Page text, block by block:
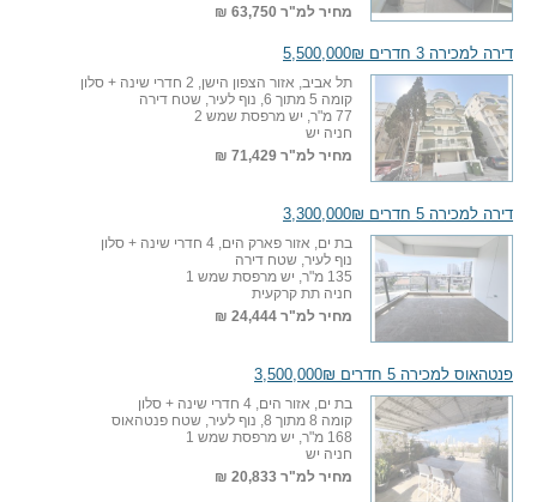
מחיר למ"ר 63,750 ₪
דירה למכירה 3 חדרים 5,500,000₪
תל אביב, אזור הצפון הישן, 2 חדרי שינה + סלון
קומה 5 מתוך 6, נוף לעיר, שטח דירה
77 מ"ר, יש מרפסת שמש 2
חניה יש
מחיר למ"ר 71,429 ₪
דירה למכירה 5 חדרים 3,300,000₪
בת ים, אזור פארק הים, 4 חדרי שינה + סלון
נוף לעיר, שטח דירה
135 מ"ר, יש מרפסת שמש 1
חניה תת קרקעית
מחיר למ"ר 24,444 ₪
פנטהאוס למכירה 5 חדרים 3,500,000₪
בת ים, אזור הים, 4 חדרי שינה + סלון
קומה 8 מתוך 8, נוף לעיר, שטח פנטהאוס
168 מ"ר, יש מרפסת שמש 1
חניה יש
מחיר למ"ר 20,833 ₪